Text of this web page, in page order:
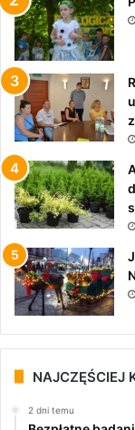
NAJCZĘŚCIEJ
2 dni temu